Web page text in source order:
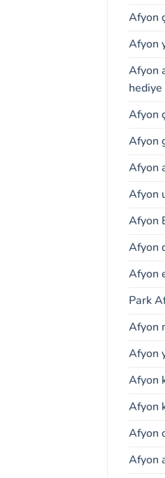
Afyon
Afyon
Afyon
hediye
Afyon
Afyon
Afyon
Afyon
Afyon
Afyon
Afyon
Park
Afyon
Afyon
Afyon
Afyon
Afyon
Afyon